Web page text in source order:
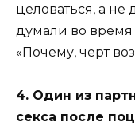
целоваться, а не
думали во время
«Почему, черт
4. Один из
секса после